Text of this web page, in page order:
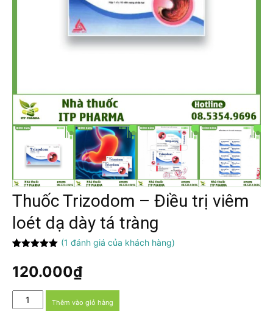
Thuốc Trizodom – Điều trị viêm
loét dạ dày tá tràng
dựa trên
đánh giá
(1 đánh giá của khách hàng)
120.000₫
Thuốc
Trizodom
Thêm vào giỏ hàng